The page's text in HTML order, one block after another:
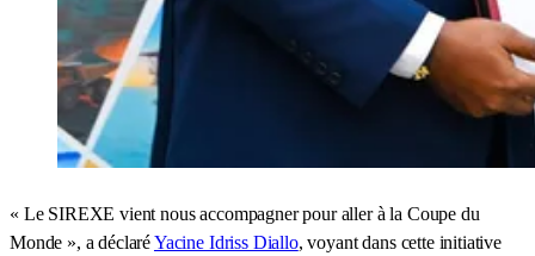
« Le SIREXE vient nous accompagner pour aller à la Coupe du
Monde », a déclaréYacine Idriss Diallo, voyant dans cette initiative